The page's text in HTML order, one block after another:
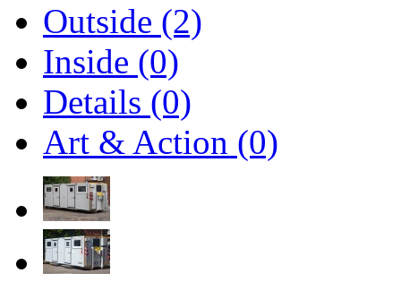
Outside (2)
Inside (0)
Details (0)
Art & Action (0)